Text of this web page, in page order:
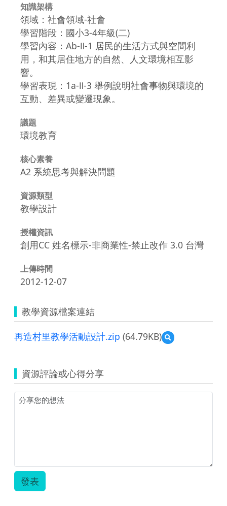
知識架構
領域：社會領域-社會
學習階段：國小3-4年級(二)
學習內容：Ab-Ⅱ-1 居民的生活方式與空間利
用，和其居住地方的自然、人文環境相互影
響。
學習表現：1a-Ⅱ-3 舉例說明社會事物與環境的
互動、差異或變遷現象。
議題
環境教育
核心素養
A2 系統思考與解決問題
資源類型
教學設計
授權資訊
創用CC 姓名標示-非商業性-禁止改作 3.0 台灣
上傳時間
2012-12-07
教學資源檔案連結
再造村里教學活動設計.zip (64.79KB)
預
覽
里
教
資源評論或心得分享
發表